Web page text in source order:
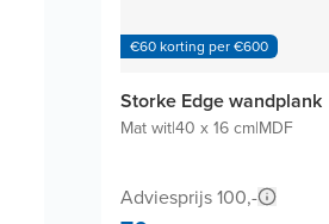
€60 korting per €600
Storke Edge wandplank
Mat wit|40 x 16 cm|MDF
Adviesprijs 100,-